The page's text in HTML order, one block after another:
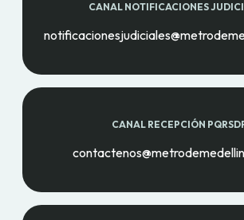
CANAL NOTIFICACIONES
CANAL RECEPCIÓN